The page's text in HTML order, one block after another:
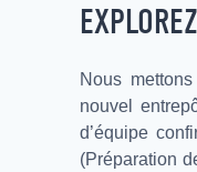
Nous
nouvel
d’équipe
(Préparation